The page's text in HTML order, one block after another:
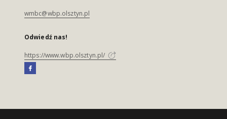
wmbc@wbp.olsztyn.pl
Odwiedź nas!
https://www.wbp.olsztyn.pl/